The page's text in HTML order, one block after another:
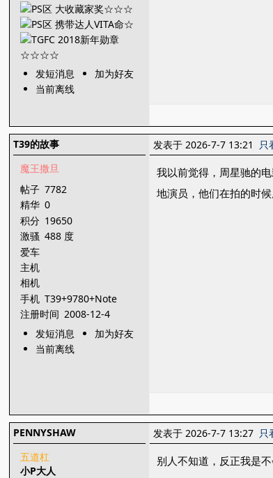
发短消息
加为好友
当前离线
T39的故事
魔王撒旦
帖子 7782
精华 0
积分 19650
激骚 488 度
爱车
主机
相机
手机 T39+9780+Note
注册时间 2008-12-4
发短消息
加为好友
当前离线
发表于 2026-7-7 13:21 只
我以前觉得，周星驰的
地演员，他们在拍的时
PENNYSHAW
五道杠
小P大人
发表于 2026-7-7 13:27 只
别人不知道，反正我是不